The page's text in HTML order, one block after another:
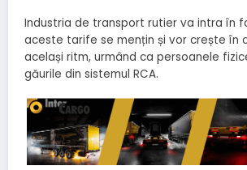
Industria de transport rutier va intra în
aceste tarife se mențin și vor crește în
același ritm, urmând ca persoanele
găurile din sistemul RCA.